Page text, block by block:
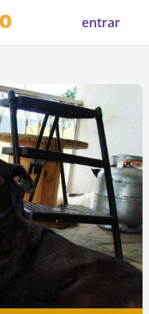
entrar